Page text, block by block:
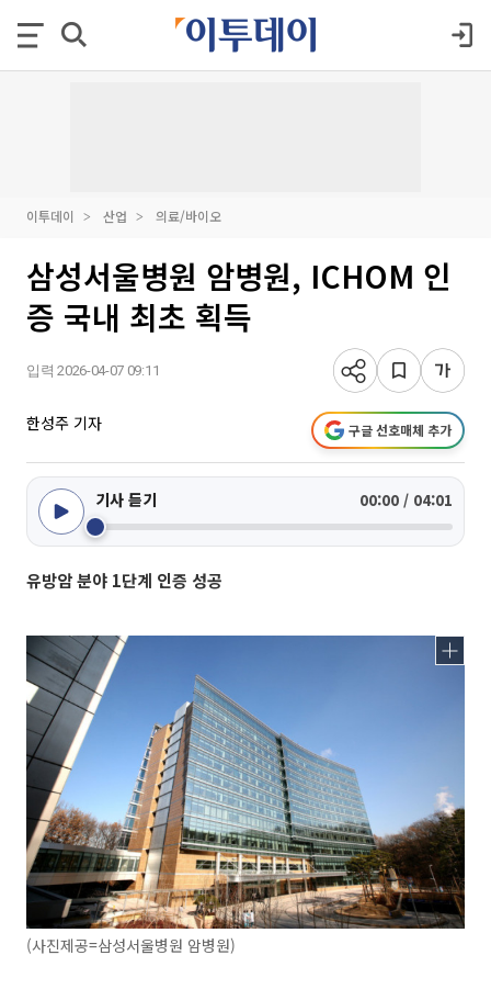
이투데이 산업 의료/바이오
삼성서울병원 암병원, ICHOM 인
증 국내 최초 획득
입력 2026-04-07 09:11
한성주 기자 구글 선호매체 추가
기사 듣기 00:00 / 04:01
유방암 분야 1단계 인증 성공
(사진제공=삼성서울병원 암병원)